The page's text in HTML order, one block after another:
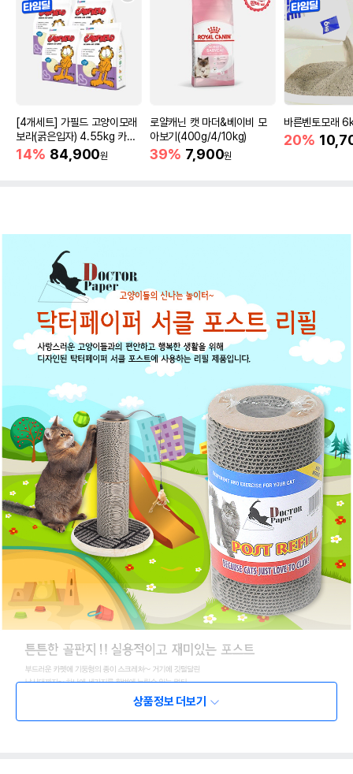
[4개세트] 가필드 고양이모래
보라(굵은입자) 4.55kg 카사
바모래
14% 84,900원
로얄캐닌 캣 마더&베이비 모
아보기(400g/4/10kg)
39% 7,900원
바른벤토모래
20%
상품정보 더보기